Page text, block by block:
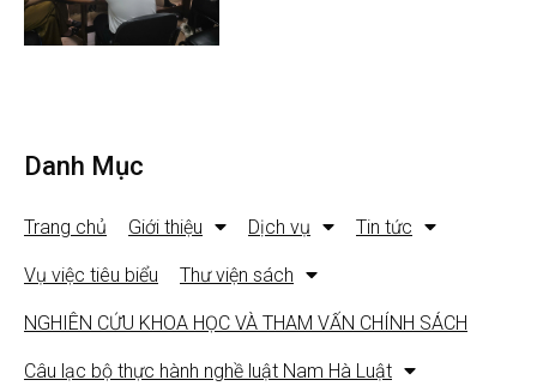
Danh Mục
Trang chủ Giới thiệu Dịch vụ Tin tức
Vụ việc tiêu biểu Thư viện sách
NGHIÊN CỨU KHOA HỌC VÀ THAM VẤN CHÍNH SÁCH
Câu lạc bộ thực hành nghề luật Nam Hà Luật